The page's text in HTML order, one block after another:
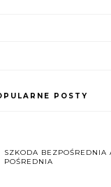
POSTY
SZKODA BEZPOŚREDNIA
POŚREDNIA